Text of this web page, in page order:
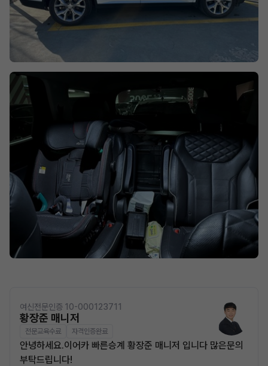
여신전문인증 10-000123711
황장준 매니저
전문교육수료 자격인증완료
안녕하세요.이어카 빠른승계 황장준 매니저 입니다 많은문의
부탁드립니다!